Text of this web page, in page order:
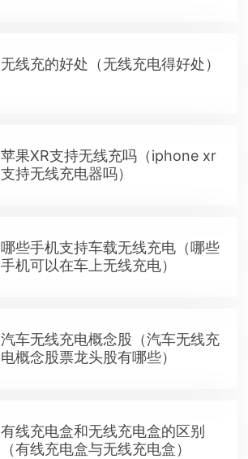
无线充的好处（无线充电得好处）
苹果XR支持无线充吗（iphone xr
支持无线充电器吗）
哪些手机支持车载无线充电（哪些
手机可以在车上无线充电）
汽车无线充电概念股（汽车无线充
电概念股票龙头股有哪些）
有线充电盒和无线充电盒的区别
（有线充电盒与无线充电盒）